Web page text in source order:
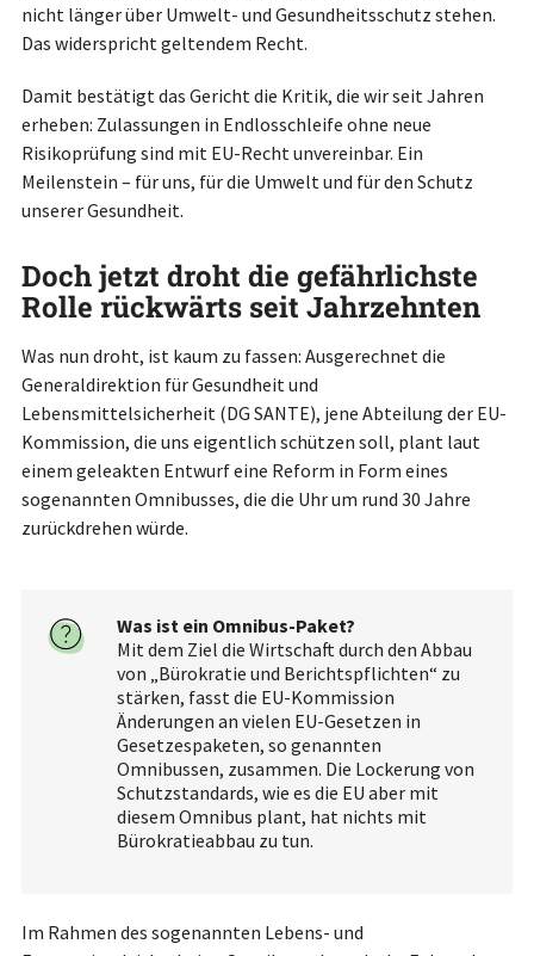
nicht länger über Umwelt- und Gesundheitsschutz stehen.
Das widerspricht geltendem Recht.
Damit bestätigt das Gericht die Kritik, die wir seit Jahren
erheben: Zulassungen in Endlosschleife ohne neue
Risikoprüfung sind mit EU-Recht unvereinbar. Ein
Meilenstein – für uns, für die Umwelt und für den Schutz
unserer Gesundheit.
Doch jetzt droht die gefährlichste
Rolle rückwärts seit Jahrzehnten
Was nun droht, ist kaum zu fassen: Ausgerechnet die
Generaldirektion für Gesundheit und
Lebensmittelsicherheit (DG SANTE), jene Abteilung der EU-
Kommission, die uns eigentlich schützen soll, plant laut
einem geleakten Entwurf eine Reform in Form eines
sogenannten Omnibusses, die die Uhr um rund 30 Jahre
zurückdrehen würde.
Was ist ein Omnibus-Paket?
Mit dem Ziel die Wirtschaft durch den Abbau
von „Bürokratie und Berichtspflichten“ zu
stärken, fasst die EU-Kommission
Änderungen an vielen EU-Gesetzen in
Gesetzespaketen, so genannten
Omnibussen, zusammen. Die Lockerung von
Schutzstandards, wie es die EU aber mit
diesem Omnibus plant, hat nichts mit
Bürokratieabbau zu tun.
Im Rahmen des sogenannten Lebens- und